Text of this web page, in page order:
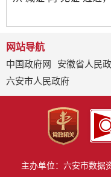
网站导航
中国政府网
安徽省人民
六安市人民政府
主办单位：六安市数据